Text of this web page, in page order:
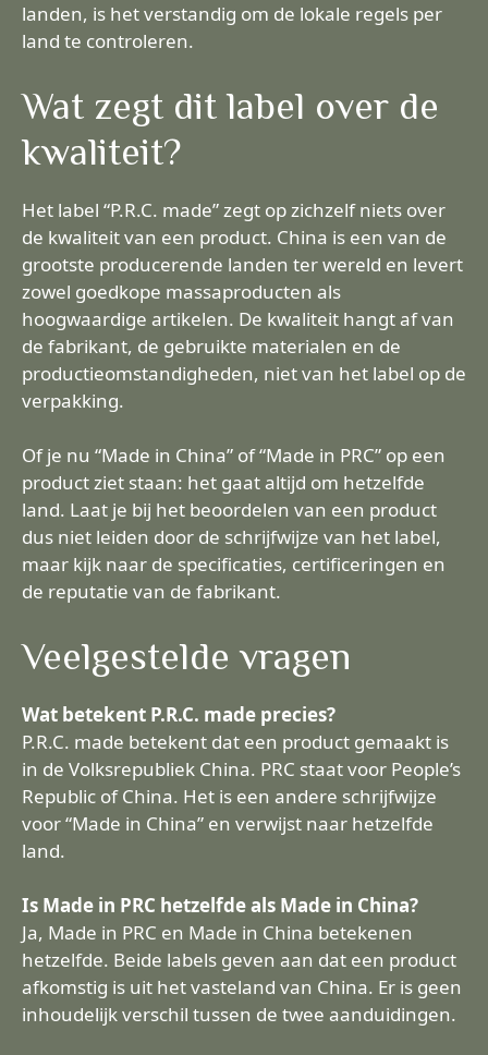
landen, is het verstandig om de lokale regels per
land te controleren.
Wat zegt dit label over de
kwaliteit?
Het label “P.R.C. made” zegt op zichzelf niets over
de kwaliteit van een product. China is een van de
grootste producerende landen ter wereld en levert
zowel goedkope massaproducten als
hoogwaardige artikelen. De kwaliteit hangt af van
de fabrikant, de gebruikte materialen en de
productieomstandigheden, niet van het label op de
verpakking.
Of je nu “Made in China” of “Made in PRC” op een
product ziet staan: het gaat altijd om hetzelfde
land. Laat je bij het beoordelen van een product
dus niet leiden door de schrijfwijze van het label,
maar kijk naar de specificaties, certificeringen en
de reputatie van de fabrikant.
Veelgestelde vragen
Wat betekent P.R.C. made precies?
P.R.C. made betekent dat een product gemaakt is
in de Volksrepubliek China. PRC staat voor People’s
Republic of China. Het is een andere schrijfwijze
voor “Made in China” en verwijst naar hetzelfde
land.
Is Made in PRC hetzelfde als Made in China?
Ja, Made in PRC en Made in China betekenen
hetzelfde. Beide labels geven aan dat een product
afkomstig is uit het vasteland van China. Er is geen
inhoudelijk verschil tussen de twee aanduidingen.